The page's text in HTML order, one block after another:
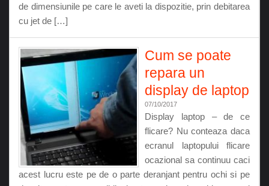
de dimensiunile pe care le aveti la dispozitie, prin debitarea
cu jet de […]
Cum se poate
repara un
display de laptop
07/10/2017
Display laptop – de ce
flicare? Nu conteaza daca
ecranul laptopului flicare
ocazional sa continuu caci
acest lucru este pe de o parte deranjant pentru ochi si pe